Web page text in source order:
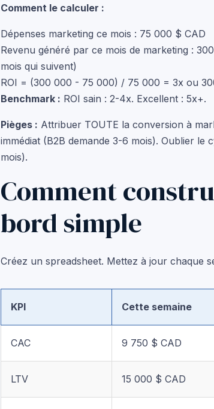
Comment le calculer :
Dépenses marketing ce mois : 75 000 $ CAD
Revenu généré par ce mois de marketing :
mois qui suivent)
ROI = (300 000 - 75 000) / 75 000 = 3x ou
Benchmark : ROI sain : 2-4x. Excellent : 5x+.
Pièges : Attribuer TOUTE la conversion à
immédiat (B2B demande 3-6 mois). Oublier
mois).
Comment
bord simple
Créez un spreadsheet. Mettez à jour chaque
KPI Cette semaine
CAC 9 750 $ CAD
LTV 15 000 $ CAD